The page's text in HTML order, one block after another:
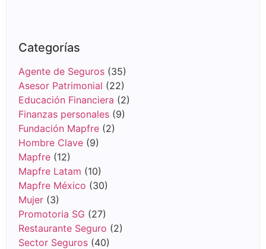
Categorías
Agente de Seguros (35)
Asesor Patrimonial (22)
Educación Financiera (2)
Finanzas personales (9)
Fundación Mapfre (2)
Hombre Clave (9)
Mapfre (12)
Mapfre Latam (10)
Mapfre México (30)
Mujer (3)
Promotoria SG (27)
Restaurante Seguro (2)
Sector Seguros (40)